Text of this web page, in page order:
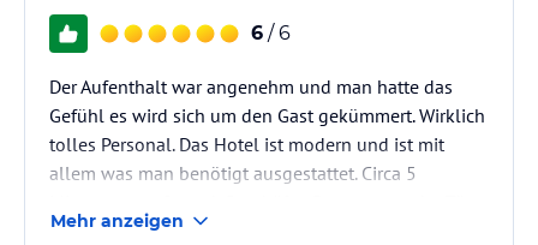
6 / 6
Der Aufenthalt war angenehm und man hatte das
Gefühl es wird sich um den Gast gekümmert. Wirklich
tolles Personal. Das Hotel ist modern und ist mit
allem was man benötigt ausgestattet. Circa 5
Buslinie circa 10 Minuten entfernt. Autovermietungen
Mehr anzeigen